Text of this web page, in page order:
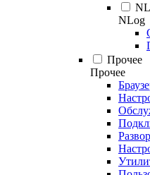
NLog
Прочее
Прочее